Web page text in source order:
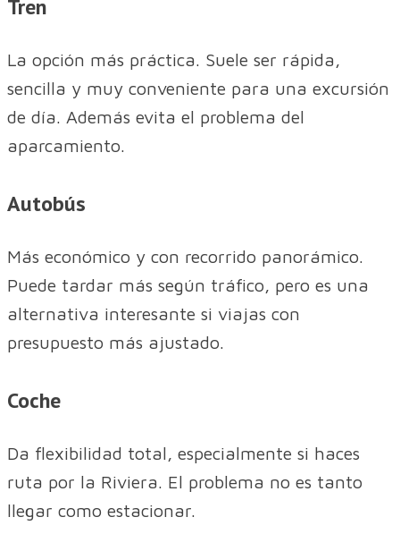
Tren
La opción más práctica. Suele ser rápida,
sencilla y muy conveniente para una excursión
de día. Además evita el problema del
aparcamiento.
Autobús
Más económico y con recorrido panorámico.
Puede tardar más según tráfico, pero es una
alternativa interesante si viajas con
presupuesto más ajustado.
Coche
Da flexibilidad total, especialmente si haces
ruta por la Riviera. El problema no es tanto
llegar como estacionar.